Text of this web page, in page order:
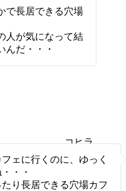
で長居できる穴場
人が気になって結
んだ・・・
コヒラ
ェに行くのに、ゆっく
・・
り長居できる穴場カフ